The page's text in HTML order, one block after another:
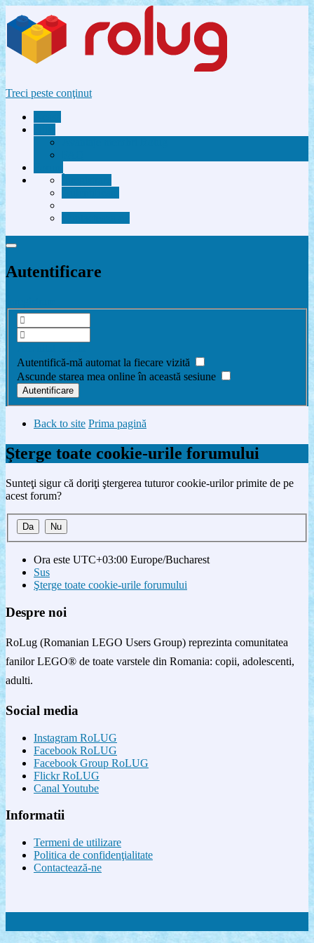
Treci peste conţinut
Autentificare
Autentifică-mă automat la fiecare vizită
Ascunde starea mea online în această sesiune
Back to site Prima pagină
Şterge toate cookie-urile forumului
Sunteţi sigur că doriţi ştergerea tuturor cookie-urilor primite de pe
acest forum?
Ora este UTC+03:00 Europe/Bucharest
Sus
Şterge toate cookie-urile forumului
Despre noi
RoLug (Romanian LEGO Users Group) reprezinta comunitatea
fanilor LEGO® de toate varstele din Romania: copii, adolescenti,
adulti.
Social media
Instagram RoLUG
Facebook RoLUG
Facebook Group RoLUG
Flickr RoLUG
Canal Youtube
Informatii
Termeni de utilizare
Politica de confidenţialitate
Contactează-ne